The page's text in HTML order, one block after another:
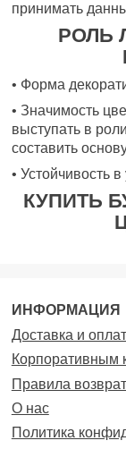
принимать
РОЛЬ
• Форма
• Значимость
выступать в
составить
• Устойчивость
КУПИТЬ
ИНФОРМАЦИЯ
Доставка и
Корпоративным
Правила
О нас
Политика